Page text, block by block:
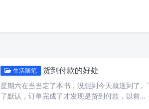
生活随笔 货到付款的好处
星期六在当当定了本书，没想到今天就送到了
了默认，订单完成了才发现是货到付款，以前…